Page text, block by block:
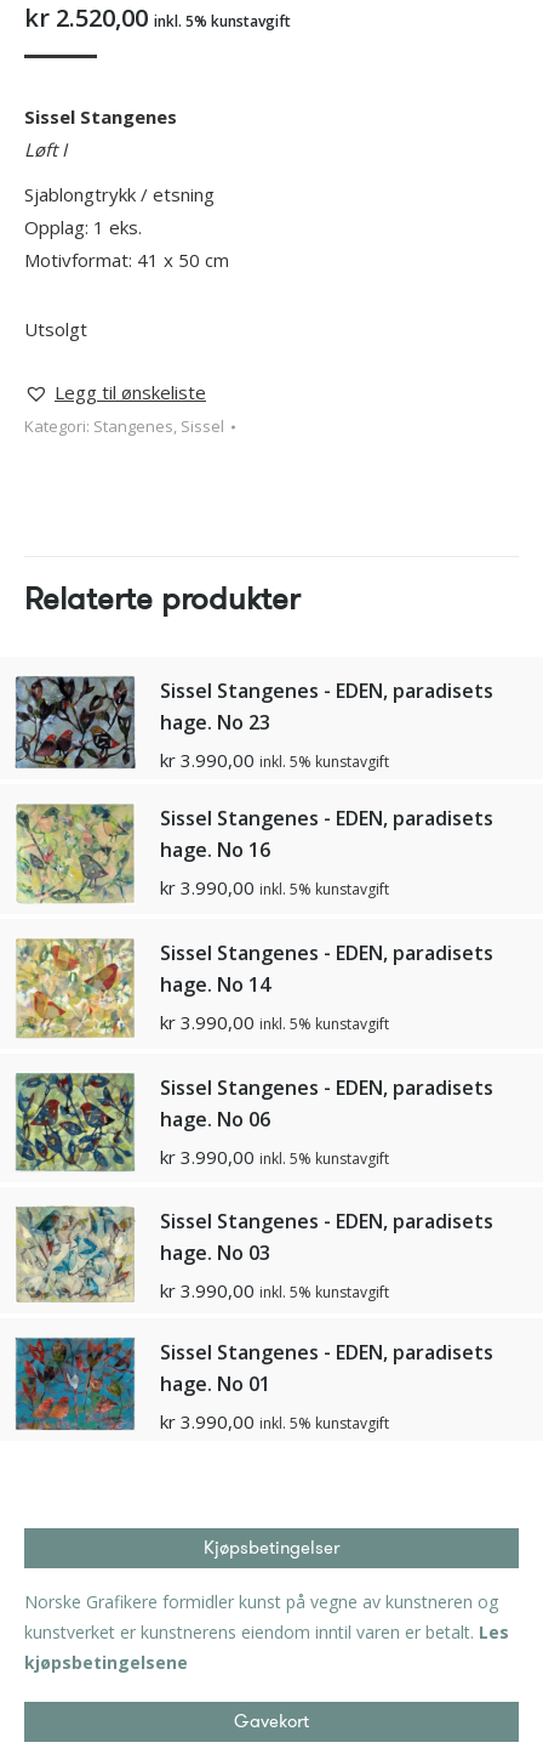
kr 2.520,00 inkl. 5% kunstavgift
Sissel Stangenes
Løft I
Sjablongtrykk / etsning
Opplag: 1 eks.
Motivformat: 41 x 50 cm
Utsolgt
Legg til ønskeliste
Kategori: Stangenes, Sissel
Relaterte produkter
Sissel Stangenes - EDEN, paradisets
hage. No 23
kr 3.990,00 inkl. 5% kunstavgift
Sissel Stangenes - EDEN, paradisets
hage. No 16
kr 3.990,00 inkl. 5% kunstavgift
Sissel Stangenes - EDEN, paradisets
hage. No 14
kr 3.990,00 inkl. 5% kunstavgift
Sissel Stangenes - EDEN, paradisets
hage. No 06
kr 3.990,00 inkl. 5% kunstavgift
Sissel Stangenes - EDEN, paradisets
hage. No 03
kr 3.990,00 inkl. 5% kunstavgift
Sissel Stangenes - EDEN, paradisets
hage. No 01
kr 3.990,00 inkl. 5% kunstavgift
Kjøpsbetingelser
Norske Grafikere formidler kunst på vegne av kunstneren og
kunstverket er kunstnerens eiendom inntil varen er betalt. Les
kjøpsbetingelsene
Gavekort